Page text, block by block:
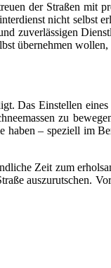
der Straßen mit
nicht selbst
zuverlässigen
übernehmen
Das Einstellen eines
zu
haben – speziell im
Zeit zum
auszurutschen.